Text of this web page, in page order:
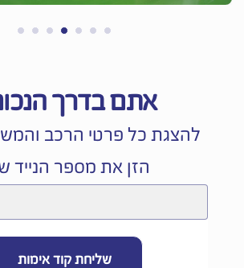
אתם בדרך
להצגת כל פרטי הרכב
הזן את מספר הנייד